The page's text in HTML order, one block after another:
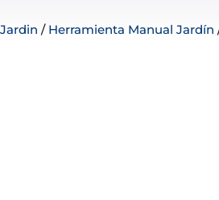
Jardin / Herramienta Manual Jardín